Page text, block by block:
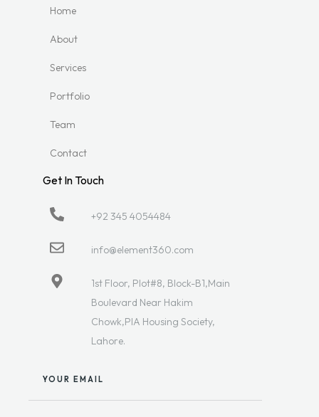
Home
About
Services
Portfolio
Team
Contact
Get In Touch
+92 345 4054484
info@element360.com
1st Floor, Plot#8, Block-B1,Main
Boulevard Near Hakim
Chowk,PIA Housing Society,
Lahore.
YOUR EMAIL